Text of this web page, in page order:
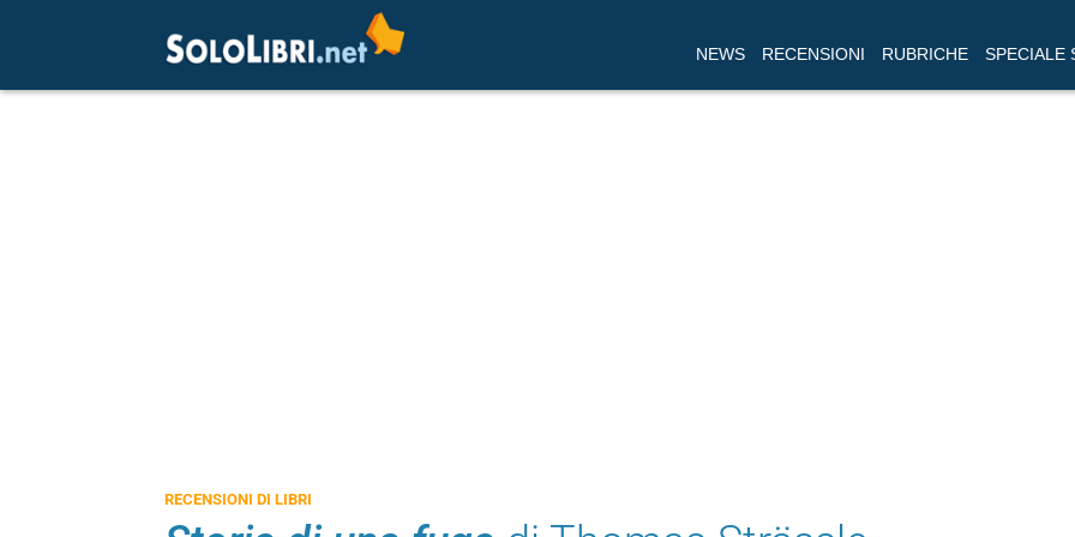
NEWS RECENSIONI RUBRICHE SPECIALE
RECENSIONI DI LIBRI